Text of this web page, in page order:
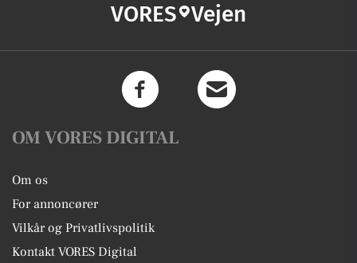
VORES Vejen
OM VORES DIGITAL
Om os
For annoncører
Vilkår og Privatlivspolitik
Kontakt VORES Digital